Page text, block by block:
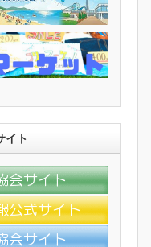
イト